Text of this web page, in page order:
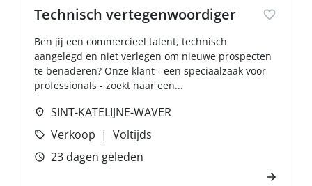
Technisch vertegenwoordiger
Ben jij een commercieel talent, technisch
aangelegd en niet verlegen om nieuwe prospecten
te benaderen? Onze klant - een speciaalzaak voor
professionals - zoekt naar een...
SINT-KATELIJNE-WAVER
Verkoop
Voltijds
23 dagen geleden